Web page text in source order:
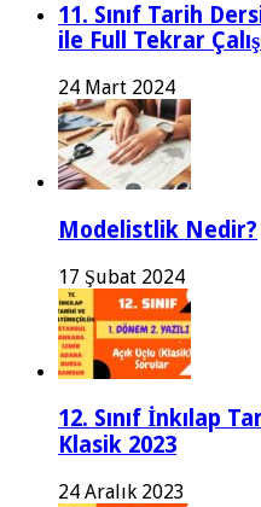
11. Sınıf Tarih
ile Full Tekrar
24 Mart 2024
Modelistlik Nedir?
17 Şubat 2024
12. Sınıf İnkılap
Klasik 2023
24 Aralık 2023